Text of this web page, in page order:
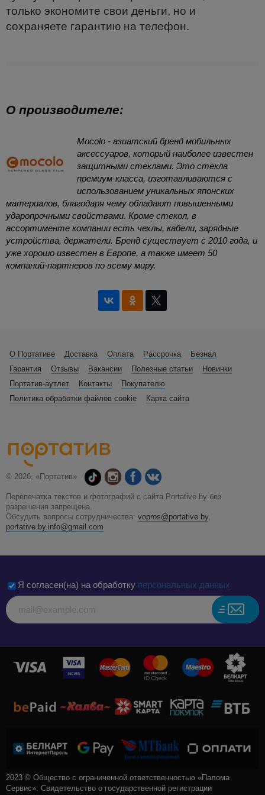
только экономите свои деньги, но и
сохраняете гарантию на телефон.
О производителе:
Mocolo - азиатский бренд мобильных
аксессуаров, который наиболее известен
защитными стеклами. Это стекла
премиум-класса, изготавливаются с
использованием уникальных японских
материалов, благодаря чему обладают повышенными
ударопрочными свойствами. Кроме стекол, в
ассортименте компании есть чехлы, кабели, зарядные
устройства, держатели. Бренд существует с 2010 года, и
уже хорошо известен в Европе, а также имеет 50
компаний-партнеров по всему миру.
О Портативе Доставка Оплата Рассрочка
Безнал
Гарантия
Отзывы Вакансии Полезные статьи
Новинки
Портатив-аутлет
Контакты
Покупателю
Политика обработки файлов cookie
Карта сайта
© 2026, «Портатив»
Перепечатка текстов и фотографий с сайта Portative.by без
разрешения запрещена.
Обсудить вопросы сотрудничества: vopros@portative.by,
portative.by.info@gmail.com
Я согласен(на) на обработку персональных данных
2023 © Общество с ограниченной ответственностью «Палома
Сервис». Свидетельство о государственной регистрации